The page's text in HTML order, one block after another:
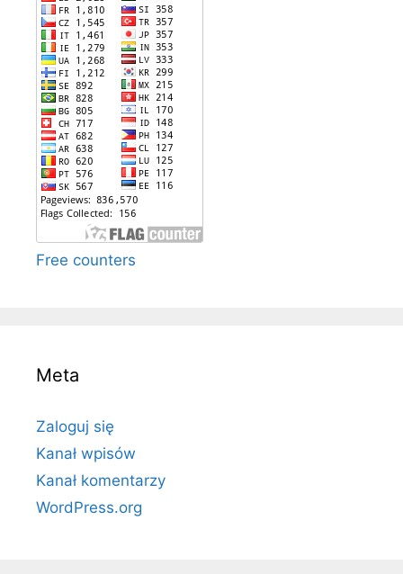
Free counters
Meta
Zaloguj się
Kanał wpisów
Kanał komentarzy
WordPress.org